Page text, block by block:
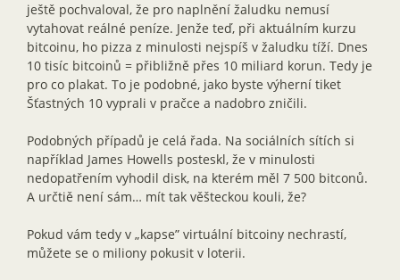
ještě pochvaloval, že pro naplnění žaludku nemusí
vytahovat reálné peníze. Jenže teď, při aktuálním kurzu
bitcoinu, ho pizza z minulosti nejspíš v žaludku tíží. Dnes
10 tisíc bitcoinů = přibližně přes 10 miliard korun. Tedy je
pro co plakat. To je podobné, jako byste výherní tiket
Šťastných 10 vyprali v pračce a nadobro zničili.
Podobných případů je celá řada. Na sociálních sítích si
například James Howells posteskl, že v minulosti
nedopatřením vyhodil disk, na kterém měl 7 500 bitconů.
A určtiě není sám… mít tak věšteckou kouli, že?
Pokud vám tedy v „kapse” virtuální bitcoiny nechrastí,
můžete se o miliony pokusit v loterii.